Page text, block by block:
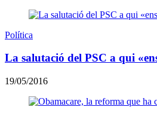
Política
La salutació del PSC a qui
19/05/2016